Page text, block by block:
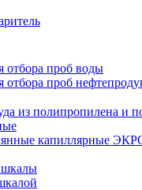
отбора проб воды
проб
из полипропилена и
капиллярные
шкалы